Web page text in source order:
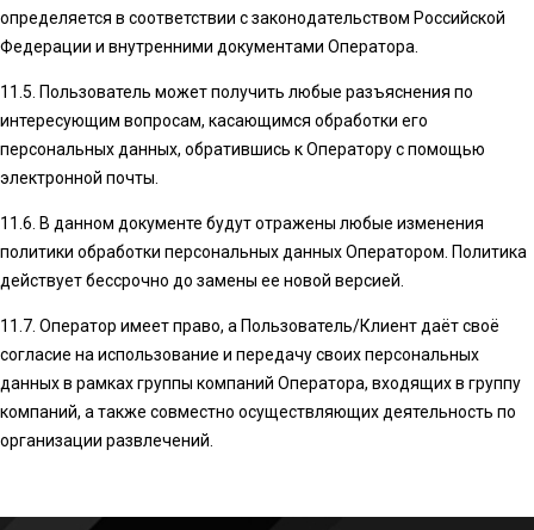
определяется в соответствии с законодательством Российской
Федерации и внутренними документами Оператора.
11.5. Пользователь может получить любые разъяснения по
интересующим вопросам, касающимся обработки его
персональных данных, обратившись к Оператору с помощью
электронной почты.
11.6. В данном документе будут отражены любые изменения
политики обработки персональных данных Оператором. Политика
действует бессрочно до замены ее новой версией.
11.7. Оператор имеет право, а Пользователь/Клиент даёт своё
согласие на использование и передачу своих персональных
данных в рамках группы компаний Оператора, входящих в группу
компаний, а также совместно осуществляющих деятельность по
организации развлечений.